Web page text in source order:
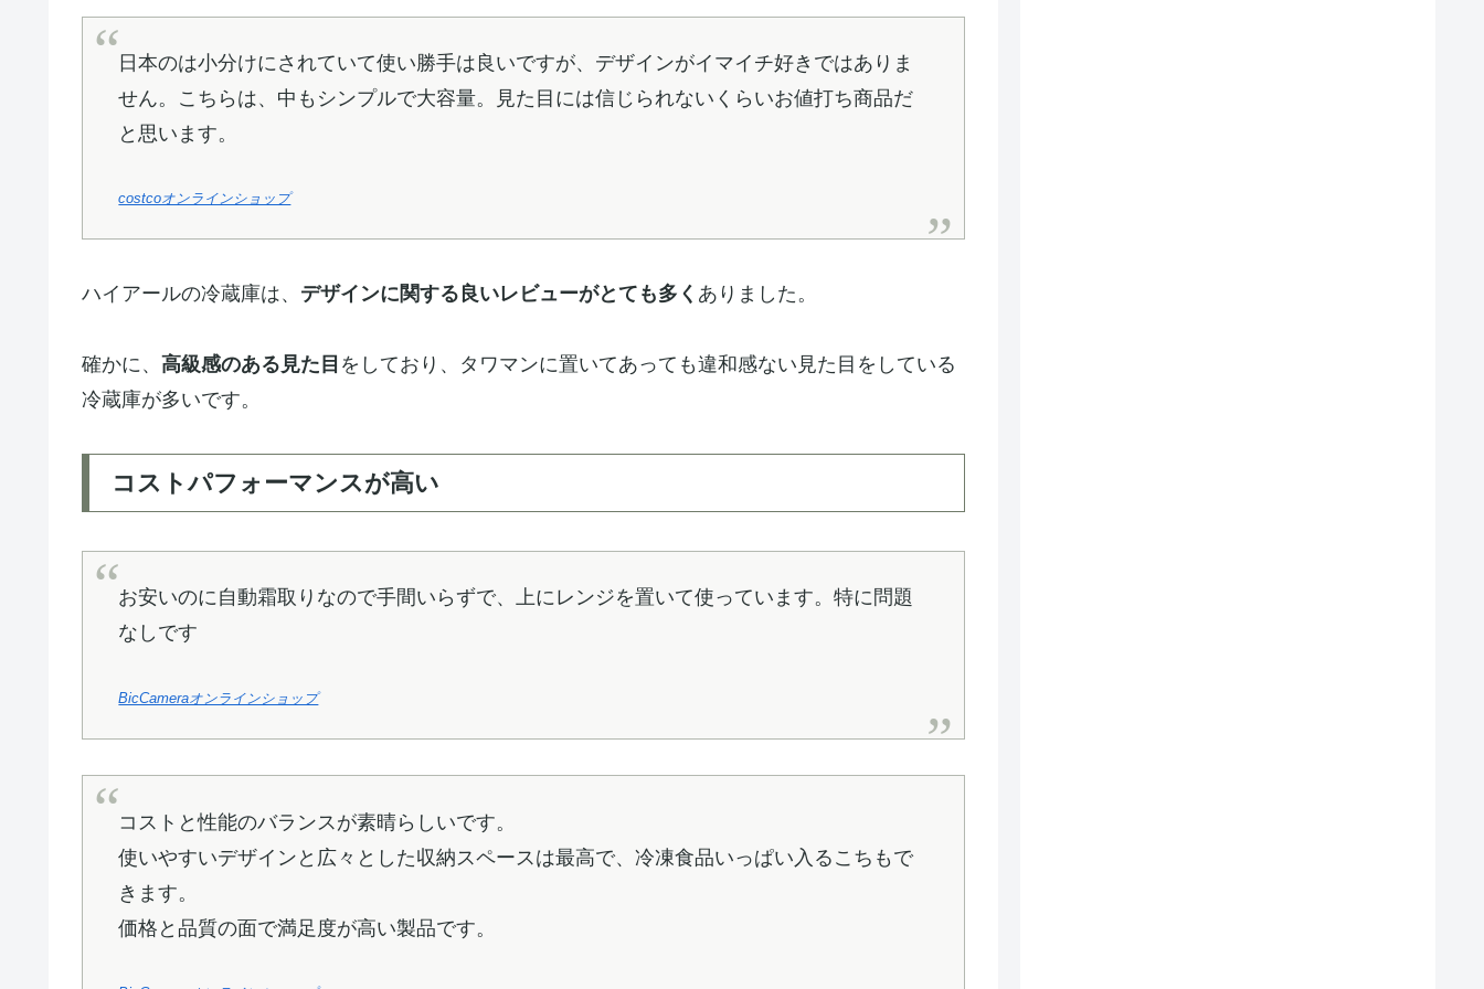
日本のは小分けにされていて使い勝手は良いですが、デザインがイマイチ好きではありま
せん。こちらは、中もシンプルで大容量。見た目には信じられないくらいお値打ち商品だ
と思います。
costcoオンラインショップ
ハイアールの冷蔵庫は、 デザインに関する良いレビューがとても多く ありました。
確かに、 高級感のある見た目 をしており、タワマンに置いてあっても違和感ない見た目をしている
冷蔵庫が多いです。
コストパフォーマンスが高い
お安いのに自動霜取りなので手間いらずで、上にレンジを置いて使っています。特に問題
なしです
BicCameraオンラインショップ
コストと性能のバランスが素晴らしいです。
使いやすいデザインと広々とした収納スペースは最高で、冷凍食品いっぱい入るこちもで
きます。
価格と品質の面で満足度が高い製品です。